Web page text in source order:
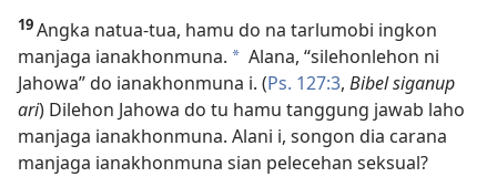
19Angka natua-tua, hamu do na tarlumobi ingkon
manjaga ianakhonmuna. * Alana, “silehonlehon ni
Jahowa” do ianakhonmuna i. (Ps. 127:3, Bibel siganup
ari) Dilehon Jahowa do tu hamu tanggung jawab laho
manjaga ianakhonmuna. Alani i, songon dia carana
manjaga ianakhonmuna sian pelecehan seksual?